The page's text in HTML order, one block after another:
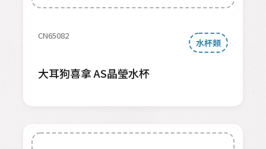
CN65082
水杯類
大耳狗喜拿 AS晶瑩水杯